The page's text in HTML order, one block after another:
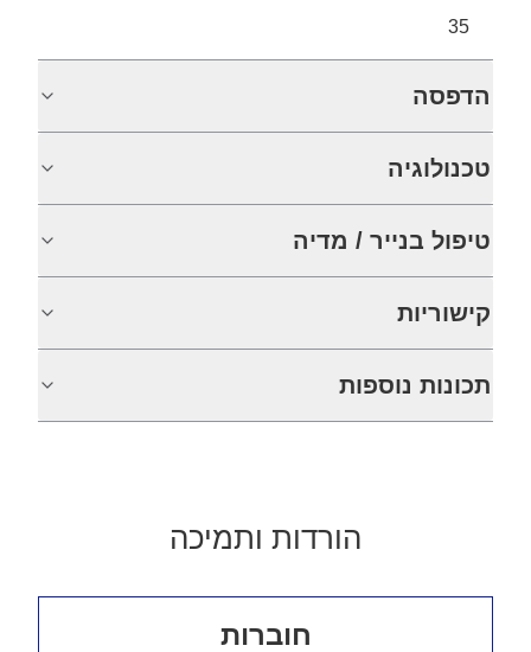
35
הדפסה
טכנולוגיה
טיפול בנייר / מדיה
קישוריות
תכונות נוספות
הורדות ותמיכה
חוברות